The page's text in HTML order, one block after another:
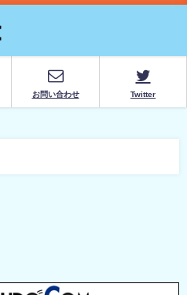
お問い合わせ Twitter